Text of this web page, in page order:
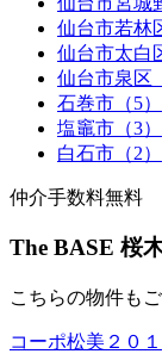
仙台市若林
仙台市太白
仙台市泉区
石巻市（5）
塩竈市（3）
白石市（2）
仲介手数料無料
The BASE 桜
こちらの物件も
コーポ松美２０１